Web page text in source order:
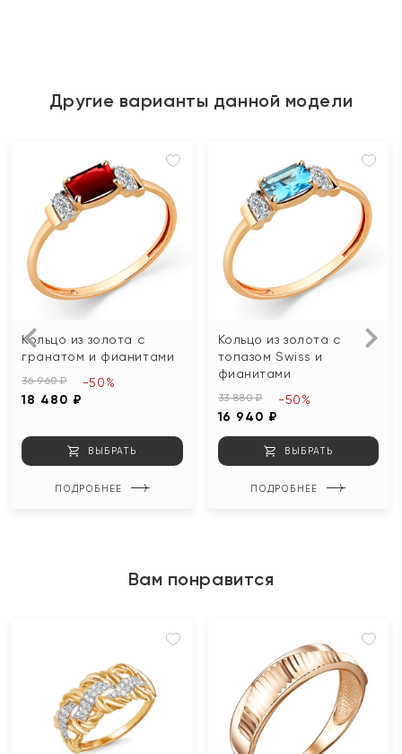
Другие варианты данной модели
Кольцо из золота с
гранатом и фианитами
36 960 ₽
18 480 ₽
-50%
ВЫБРАТЬ
ПОДРОБНЕЕ
Кольцо из золота с
топазом Swiss и
фианитами
33 880 ₽
16 940 ₽
-50%
ВЫБРАТЬ
ПОДРОБНЕЕ
Вам понравится